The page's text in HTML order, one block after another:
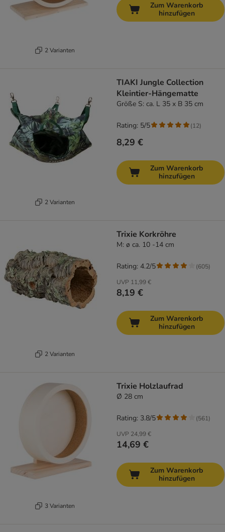
2 Varianten
Zum Warenkorb
hinzufügen
2 Varianten
TIAKI Jungle Collection
Kleintier-Hängematte
Größe S: ca. L 35 x B 35 cm
8,29 €
Rating: 5/5 (12)
Zum Warenkorb
hinzufügen
2 Varianten
Trixie Korkröhre
M: ø ca. 10 -14 cm
UVP 11,99 €
8,19 €
Rating: 4.2/5 (605)
Zum Warenkorb
hinzufügen
3 Varianten
Trixie Holzlaufrad
Ø 28 cm
UVP 24,99 €
14,69 €
Rating: 3.8/5 (561)
Zum Warenkorb
hinzufügen